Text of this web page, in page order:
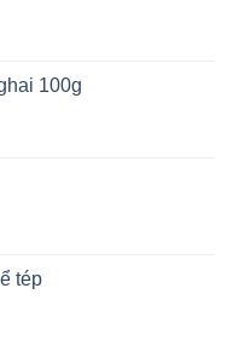
100g
tép